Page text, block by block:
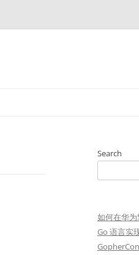
Search
如何在华
Go 语言实